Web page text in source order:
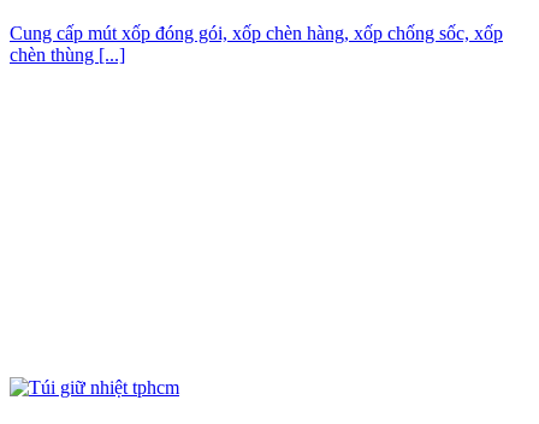
Cung cấp mút xốp đóng gói, xốp chèn hàng, xốp chống sốc, xốp
chèn thùng [...]